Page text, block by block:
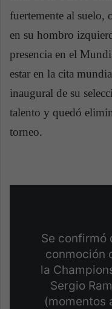
fuertemente al suelo,
en su hombro
presencia en el
estar en la cita
inaugural de su
talento y quedó
torneo.
Se confirmó
conmoción
la
Sergio
(momentos